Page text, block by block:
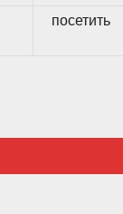
посетить